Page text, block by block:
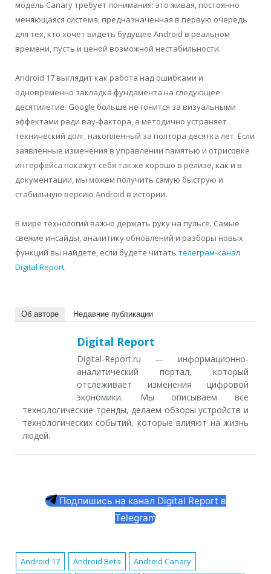
модель Canary требует понимания: это живая, постоянно
меняющаяся система, предназначенная в первую очередь
для тех, кто хочет видеть будущее Android в реальном
времени, пусть и ценой возможной нестабильности.
Android 17 выглядит как работа над ошибками и
одновременно закладка фундамента на следующее
десятилетие. Google больше не гонится за визуальными
эффектами ради вау-фактора, а методично устраняет
технический долг, накопленный за полтора десятка лет. Если
заявленные изменения в управлении памятью и отрисовке
интерфейса покажут себя так же хорошо в релизе, как и в
документации, мы можем получить самую быструю и
стабильную версию Android в истории.
В мире технологий важно держать руку на пульсе. Самые
свежие инсайды, аналитику обновлений и разборы новых
функций вы найдете, если будете читать телеграм-канал
Digital Report.
Об авторе Недавние публикации
Digital Report
Digital-Report.ru — информационно-
аналитический портал, который
отслеживает изменения цифровой
экономики. Мы описываем все
технологические тренды, делаем обзоры устройств и
технологических событий, которые влияют на жизнь
людей.
Подпишись на канал Digital Report в
Telegram
Android 17 Android Beta
Android Canary